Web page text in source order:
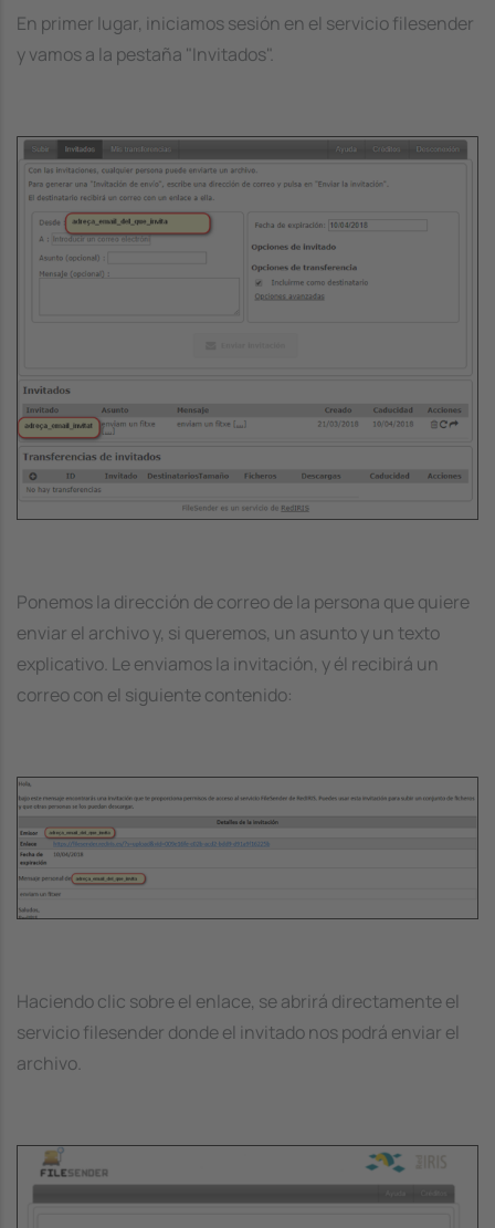
En primer lugar, iniciamos sesión en el servicio filesender
y vamos a la pestaña "Invitados".
Image
Ponemos la dirección de correo de la persona que quiere
enviar el archivo y, si queremos, un asunto y un texto
explicativo. Le enviamos la invitación, y él recibirá un
correo con el siguiente contenido:
Image
Haciendo clic sobre el enlace, se abrirá directamente el
servicio filesender donde el invitado nos podrá enviar el
archivo.
Image